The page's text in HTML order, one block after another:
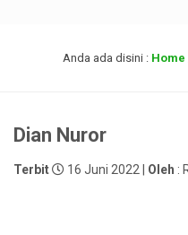
Anda ada disini : Home
Dian Nuror
Terbit 16 Juni 2022 | Oleh :